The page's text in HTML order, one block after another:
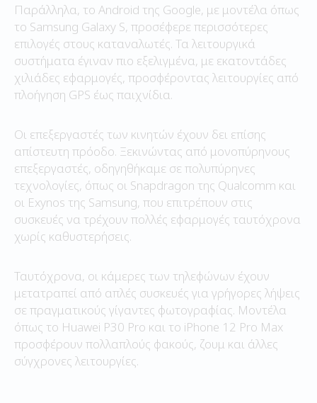
Παράλληλα, το Android της Google, με μοντέλα όπως
το Samsung Galaxy S, προσέφερε περισσότερες
επιλογές στους καταναλωτές. Τα λειτουργικά
συστήματα έγιναν πιο εξελιγμένα, με εκατοντάδες
χιλιάδες εφαρμογές, προσφέροντας λειτουργίες από
πλοήγηση GPS έως παιχνίδια.
Οι επεξεργαστές των κινητών έχουν δει επίσης
απίστευτη πρόοδο. Ξεκινώντας από μονοπύρηνους
επεξεργαστές, οδηγηθήκαμε σε πολυπύρηνες
τεχνολογίες, όπως οι Snapdragon της Qualcomm και
οι Exynos της Samsung, που επιτρέπουν στις
συσκευές να τρέχουν πολλές εφαρμογές ταυτόχρονα
χωρίς καθυστερήσεις.
Ταυτόχρονα, οι κάμερες των τηλεφώνων έχουν
μετατραπεί από απλές συσκευές για γρήγορες λήψεις
σε πραγματικούς γίγαντες φωτογραφίας. Μοντέλα
όπως το Huawei P30 Pro και το iPhone 12 Pro Max
προσφέρουν πολλαπλούς φακούς, ζουμ και άλλες
σύγχρονες λειτουργίες.